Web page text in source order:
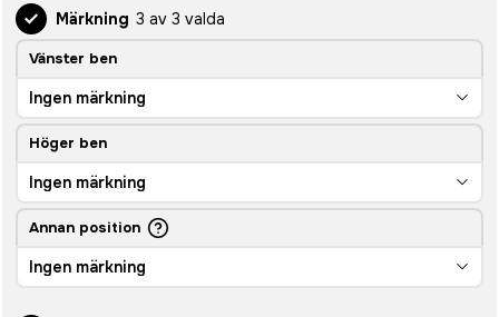
Märkning 3 av 3 valda
Vänster ben
Ingen märkning
Höger ben
Ingen märkning
Annan position
Ingen märkning